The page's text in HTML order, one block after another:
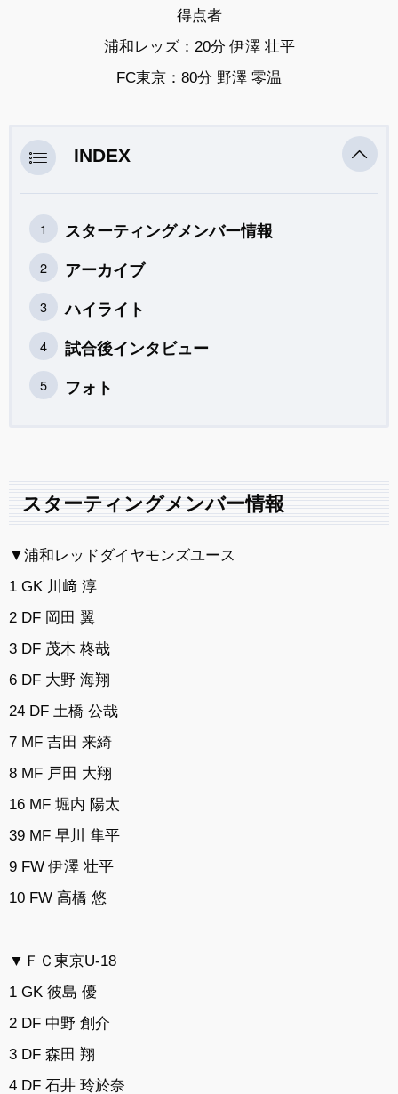
得点者
浦和レッズ：20分 伊澤 壮平
FC東京：80分 野澤 零温
INDEX
スターティングメンバー情報
アーカイブ
ハイライト
試合後インタビュー
フォト
スターティングメンバー情報
▼浦和レッドダイヤモンズユース
1 GK 川﨑 淳
2 DF 岡田 翼
3 DF 茂木 柊哉
6 DF 大野 海翔
24 DF 土橋 公哉
7 MF 吉田 来綺
8 MF 戸田 大翔
16 MF 堀内 陽太
39 MF 早川 隼平
9 FW 伊澤 壮平
10 FW 高橋 悠
▼ＦＣ東京U-18
1 GK 彼島 優
2 DF 中野 創介
3 DF 森田 翔
4 DF 石井 玲於奈